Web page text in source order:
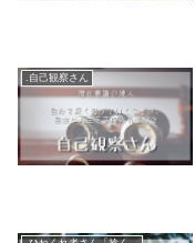
.自己観察さん